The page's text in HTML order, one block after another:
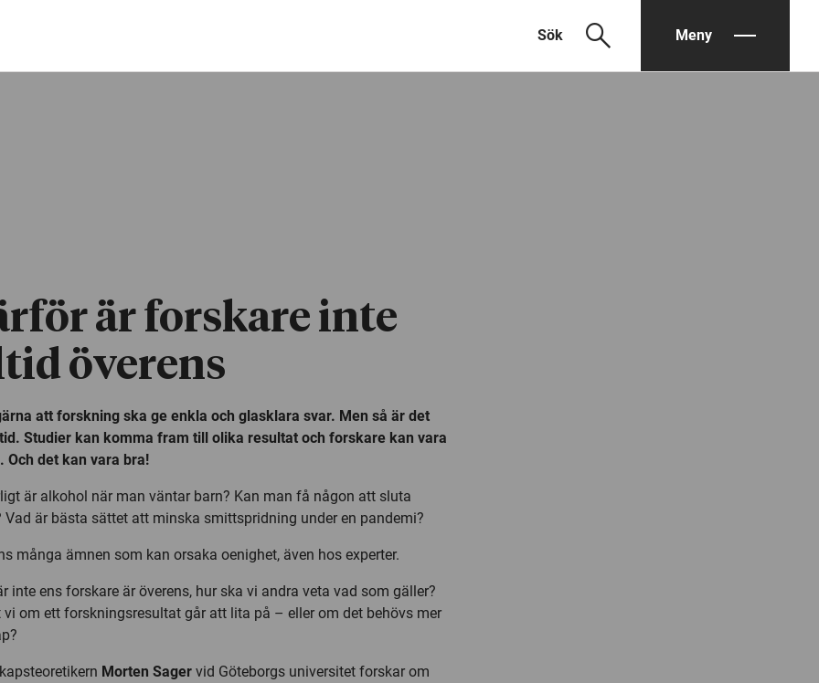
Sök search Meny
är forskare inte
överens
att forskning ska ge enkla och glasklara svar. Men så är det
Studier kan komma fram till olika resultat och forskare kan vara
Och det kan vara bra!
är alkohol när man väntar barn? Kan man få någon att sluta
Vad är bästa sättet att minska smittspridning under en pandemi?
många ämnen som kan orsaka oenighet, även hos experter.
inte ens forskare är överens, hur ska vi andra veta vad som gäller?
vi om ett forskningsresultat går att lita på – eller om det behövs mer
Morten Sager vid Göteborgs universitet forskar om